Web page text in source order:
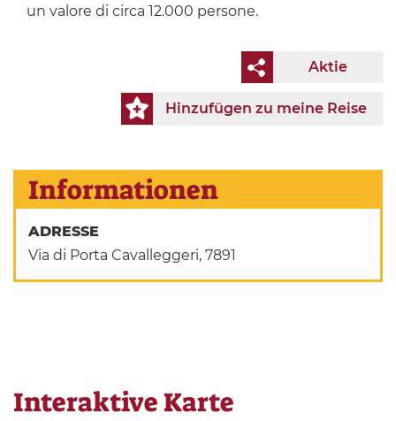
un valore di circa 12.000 persone.
Aktie
Hinzufügen zu meine Reise
Informationen
ADRESSE
Via di Porta Cavalleggeri, 7891
Interaktive Karte